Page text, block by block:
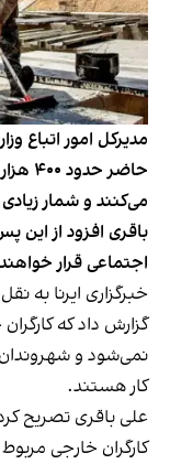
مدیرکل امور اتباع
می‌کنند و شمار زیادی
باقری افزود از این
اجتماعی قرار
خبرگزاری ایرنا به
گزارش داد که
نمی‌شود و
کار هستند.
علی باقری تصریح
کارگران خارجی